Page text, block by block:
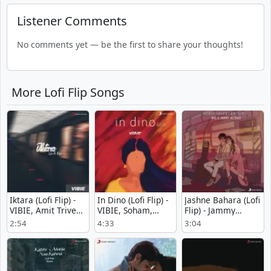
Listener Comments
No comments yet — be the first to share your thoughts!
More Lofi Flip Songs
Iktara (Lofi Flip) -
VIBIE, Amit Trivedi,
Kavita Seth,
Amitabh
Bhattacharya,
Bollywood Lofi
2:54
In Dino (Lofi Flip) -
VIBIE, Soham,
Pritam, Bollywood
Lofi
4:33
Jashne Bahara (Lofi
Flip) - Jammy
Weirdo, MiG
3:04